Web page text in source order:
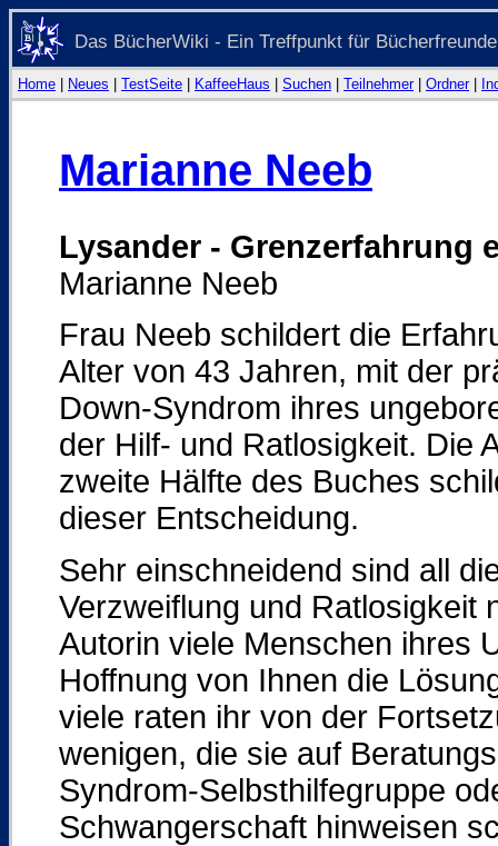
Das BücherWiki - Ein Treffpunkt für Bücherfreunde
Home Neues TestSeite KaffeeHaus Suchen Teilnehmer| Ordner|
Marianne Neeb
Lysander - Grenzerfahrung
Marianne Neeb
Frau Neeb schildert die
Alter von 43 Jahren, mit der
Down-Syndrom ihres
der Hilf- und Ratlosigkeit. Die
zweite Hälfte des Buches
dieser Entscheidung.
Sehr einschneidend sind all
Verzweiflung und Ratlosigkeit
Autorin viele Menschen ihres
Hoffnung von Ihnen die
viele raten ihr von der
wenigen, die sie auf
Syndrom-Selbsthilfegruppe
Schwangerschaft hinweisen